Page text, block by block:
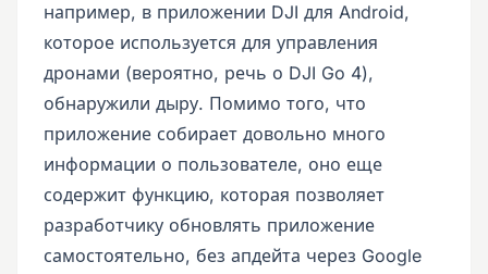
например, в приложении DJI для Android,
которое используется для управления
дронами (вероятно, речь о DJI Go 4),
обнаружили дыру. Помимо того, что
приложение собирает довольно много
информации о пользователе, оно еще
содержит функцию, которая позволяет
разработчику обновлять приложение
самостоятельно, без апдейта через Google